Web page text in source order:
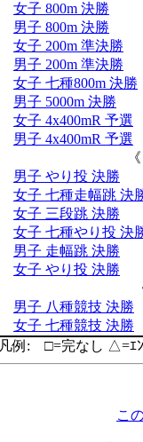
女子 800m 決勝
男子 800m 決勝
女子 200m 準決勝
男子 200m 準決勝
女子 七種800m 決勝
男子 5000m 決勝
女子 4x400mR 予選
男子 4x400mR 予選
男子 やり投 決勝
女子 七種走幅跳 決
女子 三段跳 決勝
女子 七種やり投 決
男子 走幅跳 決勝
女子 やり投 決勝
男子 八種競技 決勝
女子 七種競技 決勝
凡例: □=完なし △=ｴ
こ